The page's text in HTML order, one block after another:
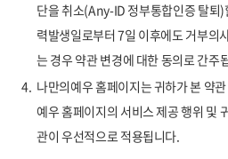
단을 취소(Any-ID 정부통합인증 탈퇴
력발생일로부터 7일 이후에도 거부의
는 경우 약관 변경에 대한 동의로 간주
4. 나만의예우 홈페이지는 귀하가 본 약
예우 홈페이지의 서비스 제공 행위 및
관이 우선적으로 적용됩니다.